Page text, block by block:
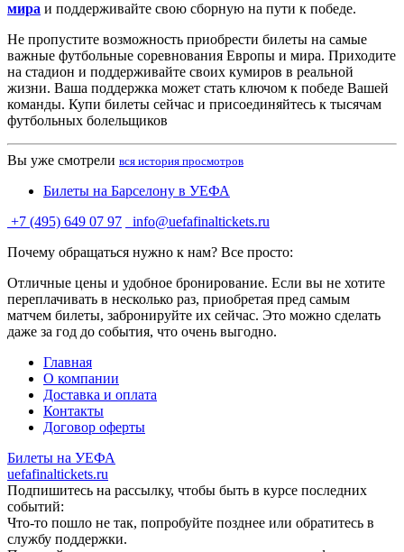
мира и поддерживайте свою сборную на пути к победе.
Не пропустите возможность приобрести билеты на самые
важные футбольные соревнования Европы и мира. Приходите
на стадион и поддерживайте своих кумиров в реальной
жизни. Ваша поддержка может стать ключом к победе Вашей
команды. Купи билеты сейчас и присоединяйтесь к тысячам
футбольных болельщиков
Вы уже смотрели вся история просмотров
Билеты на Барселону в УЕФА
+7 (495) 649 07 97
info@uefafinaltickets.ru
Почему обращаться нужно к нам? Все просто:
Отличные цены и удобное бронирование. Если вы не хотите
переплачивать в несколько раз, приобретая пред самым
матчем билеты, забронируйте их сейчас. Это можно сделать
даже за год до события, что очень выгодно.
Главная
О компании
Доставка и оплата
Контакты
Договор оферты
Билеты на УЕФА
uefafinaltickets.ru
Подпишитесь на рассылку, чтобы быть в курсе последних
событий:
Что-то пошло не так, попробуйте позднее или обратитесь в
службу поддержки.